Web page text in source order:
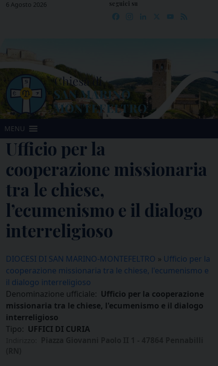
Skip6 Agosto 2026 seguici su
Facebook
Instagram
LinkedIn YouTube
MENU
Ufficio per la
cooperazione missionaria
tra le chiese,
l’ecumenismo e il dialogo
interreligioso
DIOCESI DI SAN MARINO-MONTEFELTRO » Ufficio per la
cooperazione missionaria tra le chiese, l'ecumenismo e
il dialogo interreligioso
Denominazione ufficiale: Ufficio per la cooperazione
missionaria tra le chiese, l'ecumenismo e il dialogo
interreligioso
Tipo: UFFICI DI CURIA